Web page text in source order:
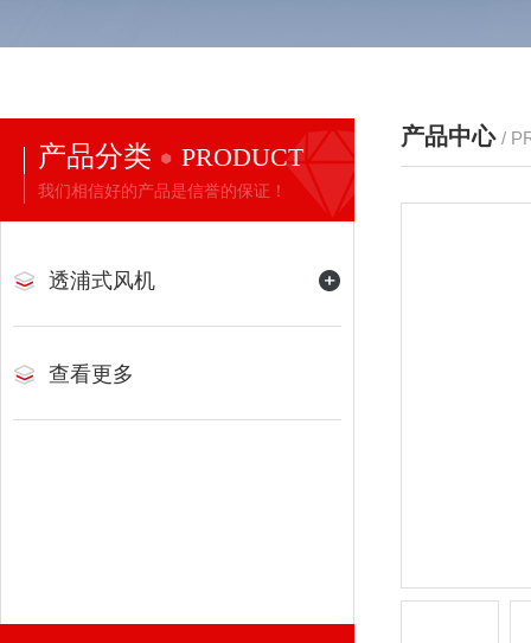
产品分类 PRODUCT
我们相信好的产品是信誉的保证！
透浦式风机
查看更多
产品中心 /